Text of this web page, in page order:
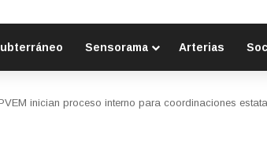
Sensorama Arterias
inician proceso interno para coordinaciones